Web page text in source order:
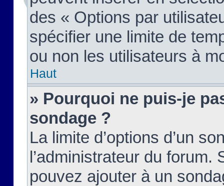
des « Options par
spécifier une limite de
ou non les utilisateurs à
Haut
» Pourquoi ne puis-je
sondage ?
La limite d’options d’un
l’administrateur du forum.
pouvez ajouter à un